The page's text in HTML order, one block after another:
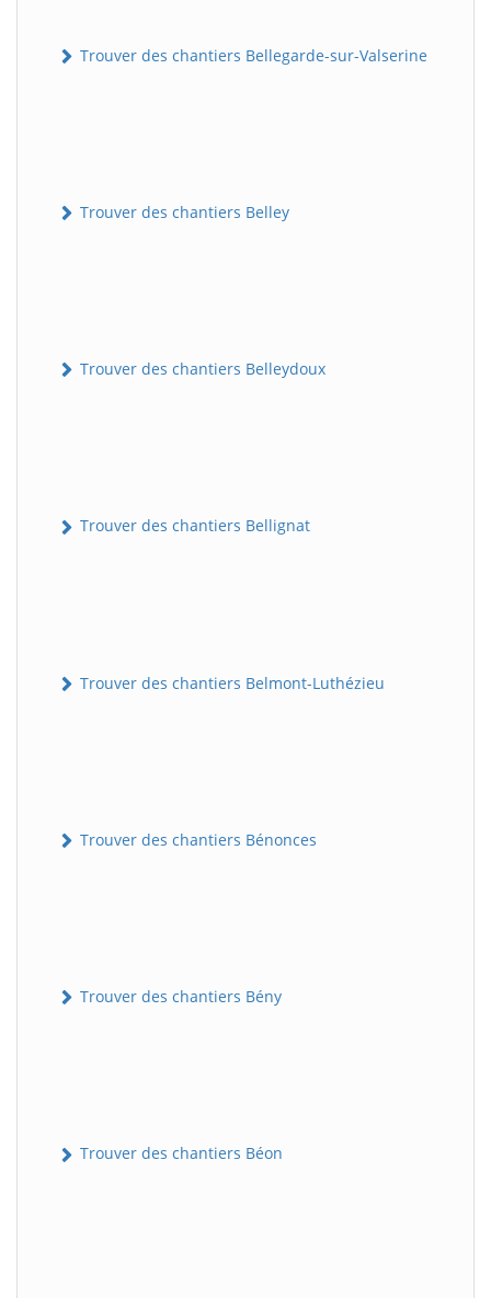
Trouver des chantiers Bellegarde-sur-Valserine
Trouver des chantiers Belley
Trouver des chantiers Belleydoux
Trouver des chantiers Bellignat
Trouver des chantiers Belmont-Luthézieu
Trouver des chantiers Bénonces
Trouver des chantiers Bény
Trouver des chantiers Béon